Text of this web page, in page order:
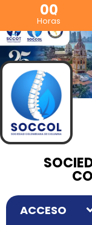
00
Horas
ACCESO